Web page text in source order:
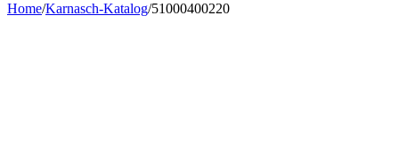
Home/Karnasch-Katalog/51000400220